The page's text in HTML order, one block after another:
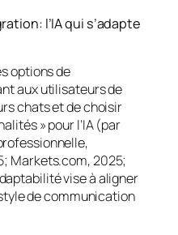
l’IA qui s’adapte
options de
aux utilisateurs de
chatset de choisir
» pour l’IA (par
Markets.com, 2025;
vise à aligner
de communication